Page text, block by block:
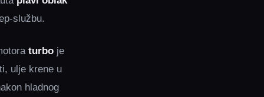
turbo je
ulje krene u
hladnog